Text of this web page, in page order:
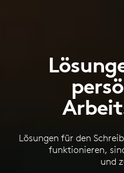
Lösungen für den
funktionieren,
und